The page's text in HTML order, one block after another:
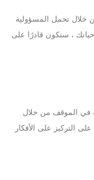
خلال تحمل المسؤولية
، ستكون قادرًا على
في الموقف من خلال
التركيز على الأفكار